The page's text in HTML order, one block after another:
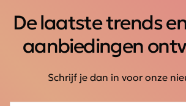
De laatste trends
aanbiedingen
Schrijf je dan in voor onze